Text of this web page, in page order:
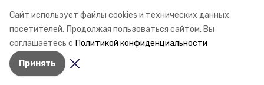
Сайт использует файлы cookies и технических данных
посетителей. Продолжая пользоваться сайтом, Вы
соглашаетесь с Политикой конфиденциальности
Принять